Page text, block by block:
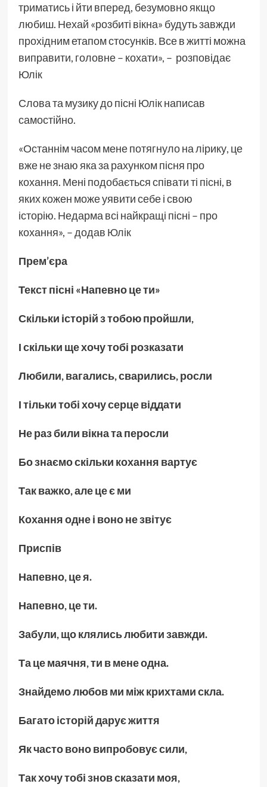
триматись і йти вперед, безумовно якщо
любиш. Нехай «розбиті вікна» будуть завжди
прохідним етапом стосунків. Все в житті можна
виправити, головне – кохати», – розповідає
Юлік
Слова та музику до пісні Юлікнаписав
самостійно.
«Останнім часом мене потягнуло на лірику, це
вже не знаю яка за рахунком пісня про
кохання. Мені подобається співати ті пісні, в
яких кожен може уявити себе і свою
історію. Недарма всі найкращі пісні – про
кохання», – додав Юлік
Прем’єра
Текст пісні «Напевно це ти»
Скільки історій з тобою пройшли,
І скільки ще хочу тобі розказати
Любили,вагались,сварились,росли
І тільки тобі хочу серце віддати
Не раз били вікна та перосли
Бо знаємо скільки кохання вартує
Так важко,але це є ми
Кохання одне і воно не звітує
Приспів
Напевно,це я.
Напевно,це ти.
Забули,що клялись любити завжди.
Та це маячня,ти в мене одна.
Знайдемо любов ми між крихтами скла.
Багато історій дарує життя
Як часто воно випробовує сили,
Так хочу тобі знов сказати моя,